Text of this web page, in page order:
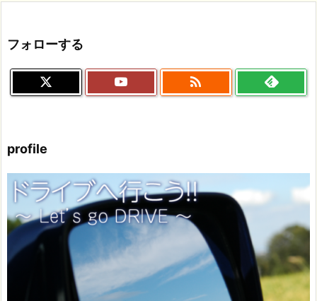
フォローする

profile